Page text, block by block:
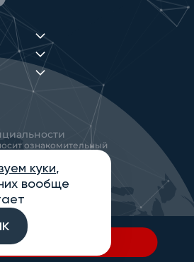
ознакомительный
офертой,
статьи 437
РФ
Интеграция
куки,
вообще